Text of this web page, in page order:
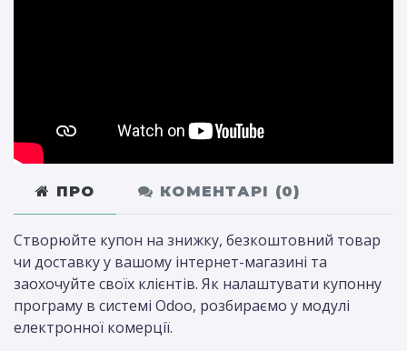
ПРО КОМЕНТАРІ (0)
Створюйте купон на знижку, безкоштовний товар
чи доставку у вашому інтернет-магазині та
заохочуйте своїх клієнтів. Як налаштувати купонну
програму в системі Odoo, розбираємо у модулі
електронної комерції.